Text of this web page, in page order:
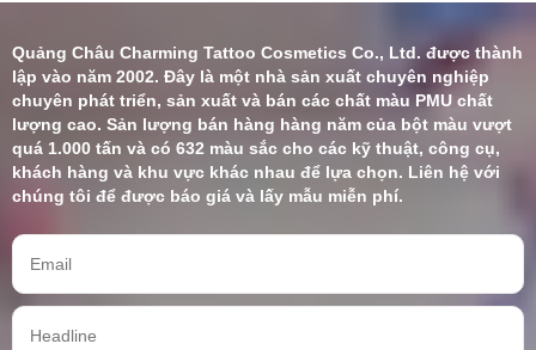
Quảng Châu Charming Tattoo Cosmetics Co., Ltd. được thành
lập vào năm 2002. Đây là một nhà sản xuất chuyên nghiệp
chuyên phát triển, sản xuất và bán các chất màu PMU chất
lượng cao. Sản lượng bán hàng hàng năm của bột màu vượt
quá 1.000 tấn và có 632 màu sắc cho các kỹ thuật, công cụ,
khách hàng và khu vực khác nhau để lựa chọn. Liên hệ với
chúng tôi để được báo giá và lấy mẫu miễn phí.